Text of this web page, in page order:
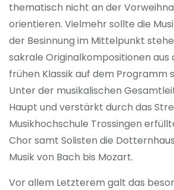
thematisch nicht an der
orientieren. Vielmehr sollte die
der Besinnung im Mittelpunkt
sakrale Originalkompositionen aus
frühen Klassik auf dem Programm
Unter der musikalischen
Haupt und verstärkt durch das
Musikhochschule Trossingen
Chor samt Solisten die
Musik von Bach bis Mozart.
Vor allem Letzterem galt das